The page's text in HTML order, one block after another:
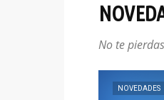
No te
NOVEDADES